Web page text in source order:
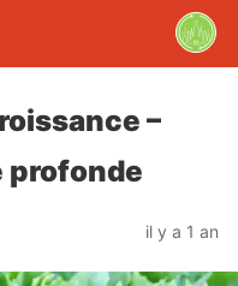
–
profonde
il y a 1 an